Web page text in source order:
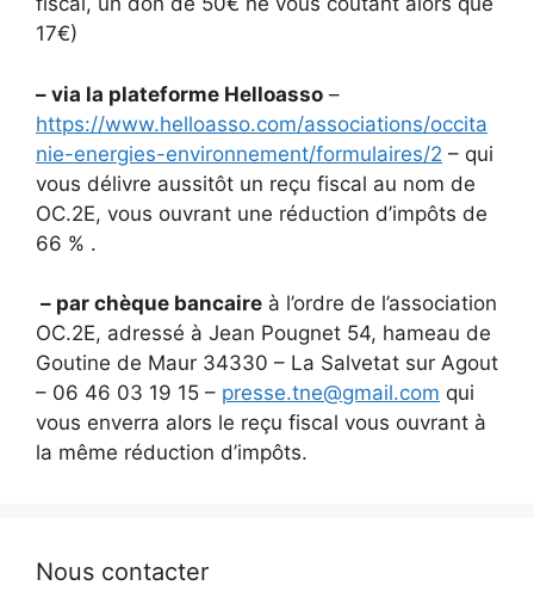
17€)
– via la plateforme Helloasso –
https://www.helloasso.com/associations/occita
nie-energies-environnement/formulaires/2 – qui
vous délivre aussitôt un reçu fiscal au nom de
OC.2E, vous ouvrant une réduction d’impôts de
66 % .
– par chèque bancaire à l’ordre de l’association
OC.2E, adressé à Jean Pougnet 54, hameau de
Goutine de Maur 34330 – La Salvetat sur Agout
– 06 46 03 19 15 – presse.tne@gmail.com qui
vous enverra alors le reçu fiscal vous ouvrant à
la même réduction d’impôts.
Nous contacter